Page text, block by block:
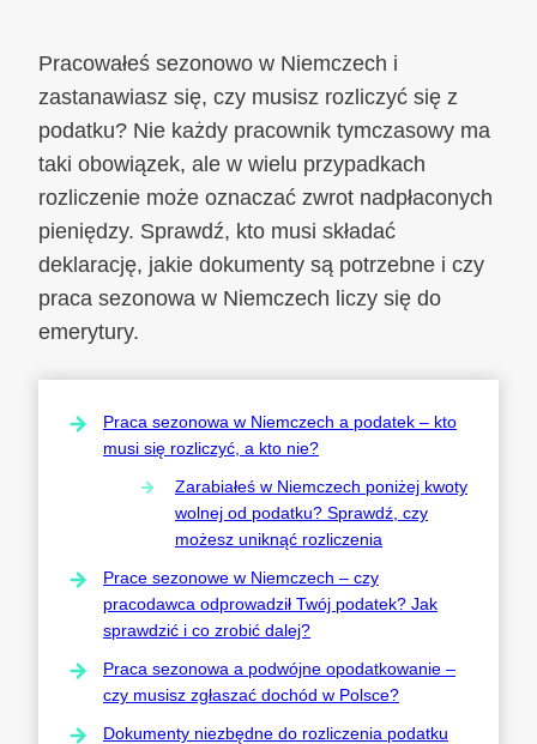
Pracowałeś sezonowo w Niemczech i
zastanawiasz się, czy musisz rozliczyć się z
podatku? Nie każdy pracownik tymczasowy ma
taki obowiązek, ale w wielu przypadkach
rozliczenie może oznaczać zwrot nadpłaconych
pieniędzy. Sprawdź, kto musi składać
deklarację, jakie dokumenty są potrzebne i czy
praca sezonowa w Niemczech liczy się do
emerytury.
Praca sezonowa w Niemczech a podatek – kto
musi się rozliczyć, a kto nie?
Zarabiałeś w Niemczech poniżej kwoty
wolnej od podatku? Sprawdź, czy
możesz uniknąć rozliczenia
Prace sezonowe w Niemczech – czy
pracodawca odprowadził Twój podatek? Jak
sprawdzić i co zrobić dalej?
Praca sezonowa a podwójne opodatkowanie –
czy musisz zgłaszać dochód w Polsce?
Dokumenty niezbędne do rozliczenia podatku